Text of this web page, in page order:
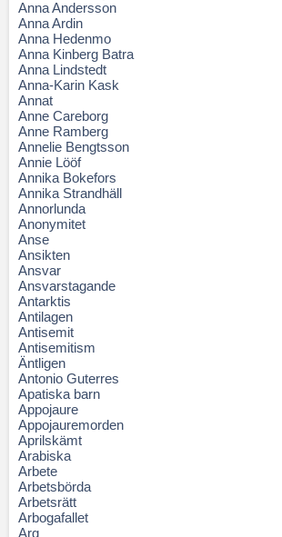
Anna Andersson
Anna Ardin
Anna Hedenmo
Anna Kinberg Batra
Anna Lindstedt
Anna-Karin Kask
Annat
Anne Careborg
Anne Ramberg
Annelie Bengtsson
Annie Lööf
Annika Bokefors
Annika Strandhäll
Annorlunda
Anonymitet
Anse
Ansikten
Ansvar
Ansvarstagande
Antarktis
Antilagen
Antisemit
Antisemitism
Äntligen
Antonio Guterres
Apatiska barn
Appojaure
Appojauremorden
Aprilskämt
Arabiska
Arbete
Arbetsbörda
Arbetsrätt
Arbogafallet
Arg